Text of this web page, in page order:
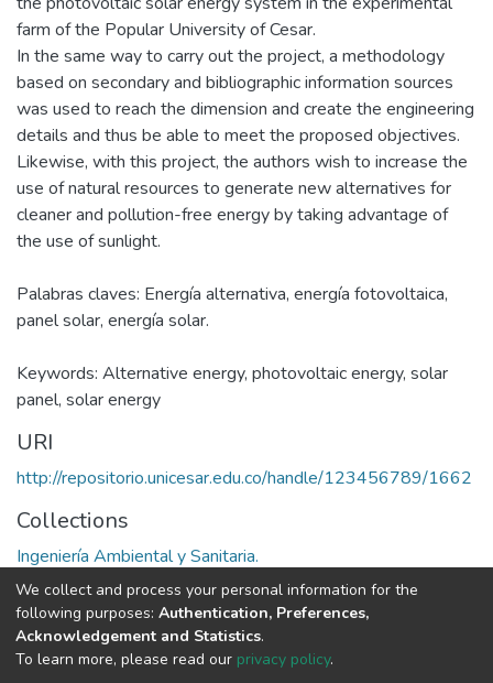
farm of the Popular University of Cesar.
In the same way to carry out the project, a methodology
based on secondary and bibliographic information sources
was used to reach the dimension and create the engineering
details and thus be able to meet the proposed objectives.
Likewise, with this project, the authors wish to increase the
use of natural resources to generate new alternatives for
cleaner and pollution-free energy by taking advantage of
the use of sunlight.
Palabras claves: Energía alternativa, energía fotovoltaica,
panel solar, energía solar.
Keywords: Alternative energy, photovoltaic energy, solar
panel, solar energy
URI
http://repositorio.unicesar.edu.co/handle/123456789/1662
Collections
Ingeniería Ambiental y Sanitaria.
Full item page
DSpace software copyright © 2002-2026
We collect and process your personal information for the
following purposes: Authentication, Preferences,
Acknowledgement and Statistics.
To learn more, please read our privacy policy.